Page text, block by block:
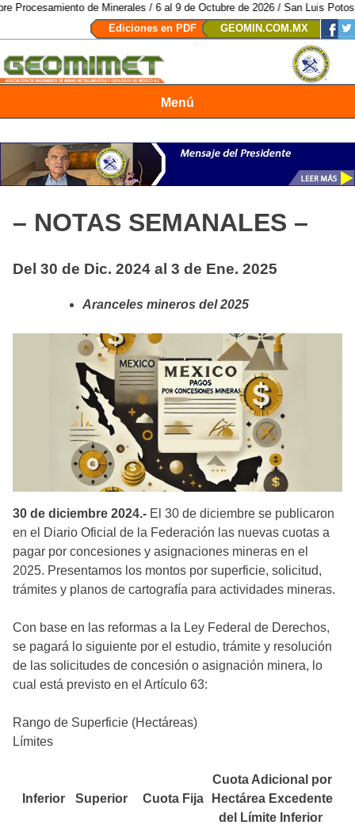
de Minerales / 6 al 9 de Octubre de 2026 / San Luis Potosí, SLP //
Ediciones en PDF
GEOMIN.COM.MX
Menú
– NOTAS SEMANALES –
Del 30 de Dic. 2024 al 3 de Ene. 2025
Aranceles mineros del 2025
30 de diciembre 2024.- El 30 de diciembre se publicaron
en el Diario Oficial de la Federación las nuevas cuotas a
pagar por concesiones y asignaciones mineras en el
2025. Presentamos los montos por superficie, solicitud,
trámites y planos de cartografía para actividades mineras.
Con base en las reformas a la Ley Federal de Derechos,
se pagará lo siguiente por el estudio, trámite y resolución
de las solicitudes de concesión o asignación minera, lo
cual está previsto en el Artículo 63:
Rango de Superficie (Hectáreas)
Límites
Inferior Superior Cuota Fija
Cuota Adicional por
Hectárea Excedente
del Límite Inferior